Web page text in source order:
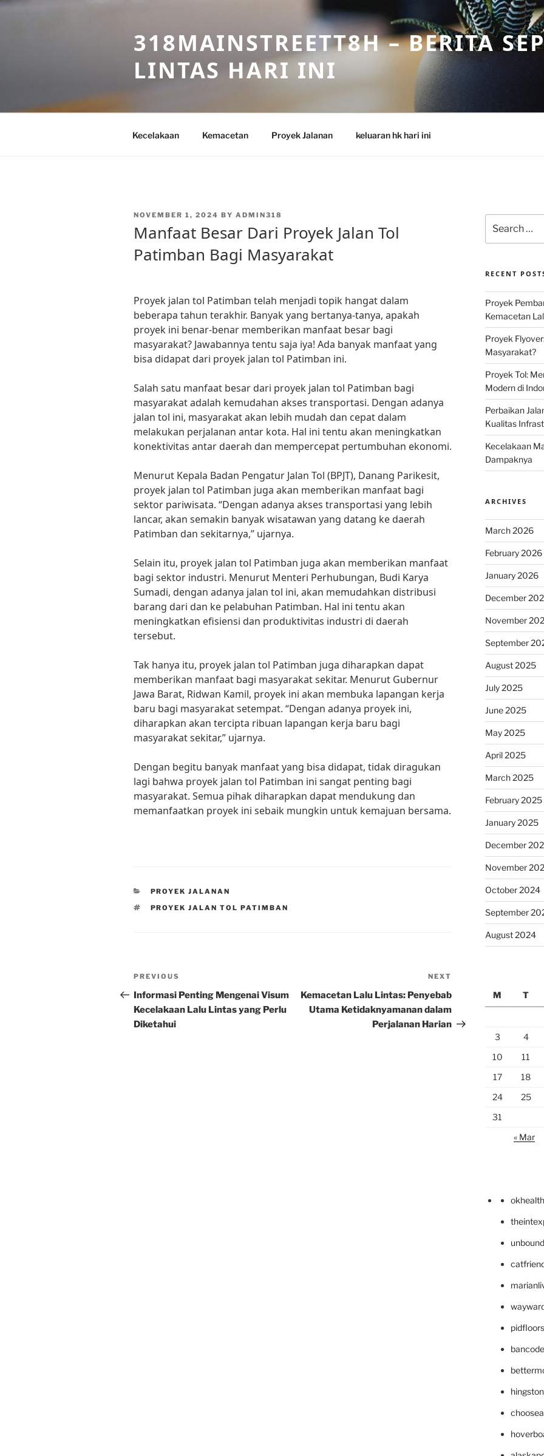
Skip
318MAINSTREETT8H – BERITA
LINTAS HARI INI
Kecelakaan Kemacetan Proyek Jalanan keluaran hk hari ini
POSTED
NOVEMBER 1, 2024 BY ADMIN318
Manfaat Besar Dari Proyek Jalan Tol
Patimban Bagi Masyarakat
Proyek jalan tol Patimban telah menjadi topik hangat dalam
beberapa tahun terakhir. Banyak yang bertanya-tanya, apakah
proyek ini benar-benar memberikan manfaat besar bagi
masyarakat? Jawabannya tentu saja iya! Ada banyak manfaat yang
bisa didapat dari proyek jalan tol Patimban ini.
Salah satu manfaat besar dari proyek jalan tol Patimban bagi
masyarakat adalah kemudahan akses transportasi. Dengan adanya
jalan tol ini, masyarakat akan lebih mudah dan cepat dalam
melakukan perjalanan antar kota. Hal ini tentu akan meningkatkan
konektivitas antar daerah dan mempercepat pertumbuhan ekonomi.
Menurut Kepala Badan Pengatur Jalan Tol (BPJT), Danang Parikesit,
proyek jalan tol Patimban juga akan memberikan manfaat bagi
sektor pariwisata. “Dengan adanya akses transportasi yang lebih
lancar, akan semakin banyak wisatawan yang datang ke daerah
Patimban dan sekitarnya,” ujarnya.
Selain itu, proyek jalan tol Patimban juga akan memberikan manfaat
bagi sektor industri. Menurut Menteri Perhubungan, Budi Karya
Sumadi, dengan adanya jalan tol ini, akan memudahkan distribusi
barang dari dan ke pelabuhan Patimban. Hal ini tentu akan
meningkatkan efisiensi dan produktivitas industri di daerah
tersebut.
Tak hanya itu, proyek jalan tol Patimban juga diharapkan dapat
memberikan manfaat bagi masyarakat sekitar. Menurut Gubernur
Jawa Barat, Ridwan Kamil, proyek ini akan membuka lapangan kerja
baru bagi masyarakat setempat. “Dengan adanya proyek ini,
diharapkan akan tercipta ribuan lapangan kerja baru bagi
masyarakat sekitar,” ujarnya.
Dengan begitu banyak manfaat yang bisa didapat, tidak diragukan
lagi bahwa proyek jalan tol Patimban ini sangat penting bagi
masyarakat. Semua pihak diharapkan dapat mendukung dan
memanfaatkan proyek ini sebaik mungkin untuk kemajuan bersama.
CATEGORIES
PROYEK JALANAN
TAGS
PROYEK JALAN TOL PATIMBAN
Post
navigation
Previous
Post
PREVIOUS
Informasi Penting Mengenai Visum
Kecelakaan Lalu Lintas yang Perlu
Diketahui
Post
NEXT
Kemacetan Lalu Lintas: Penyebab
Utama Ketidaknyamanan dalam
Perjalanan Harian
for:
RECENT
Proyek
Kemacetan
Proyek
Masyarakat?
Proyek Tol:
Modern di
Perbaikan
Kualitas
Kecelakaan
Dampaknya
ARCHIVES
March 2026
February 2026
January 2026
December
November
September
August 2025
July 2025
June 2025
May 2025
April 2025
March 2025
February 2025
January 2025
December
November
October 2024
September
August 2024
M
T
3
4
10
11
17
18
24
25
31
« Mar